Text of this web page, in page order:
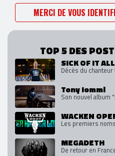
MERCI DE VOUS
TOP 5 DES
SICK OF IT ALL
Décès du
Tony Iommi
Son nouvel album
WACKEN
Les premiers
MEGADETH
De retour en